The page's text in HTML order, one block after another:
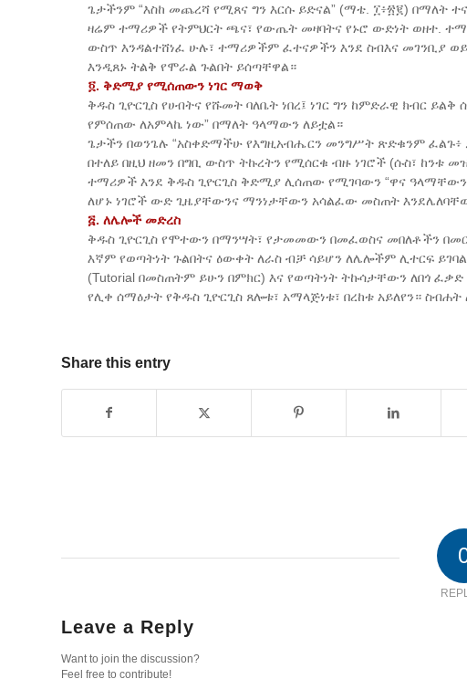
ጌታችንም “እስከ መጨረሻ የሚጸና ግን እርሱ ይድናል” (ማቴ. ፲፥፳፪) በማለት
ዛሬም ተማሪዎች የትምህርት ጫና፣ የውጤት መዛባትና የኑሮ ውድነት ወዘተ.
ውስጥ እንዳልተሸነፈ ሁሉ፣ ተማሪዎችም ፈተናዎችን እንደ ስብእና መገንቢያ
እንዲጸኑ ትልቅ የሞራል ጉልበት ይሰጣቸዋል።
፬. ቅድሚያ የሚሰጠውን ነገር ማወቅ
ቅዱስ ጊዮርጊስ የሀብትና የሹመት ባለቤት ነበረ፤ ነገር ግን ከምድራዊ ክብር
የምሰጠው ለአምላኬ ነው” በማለት ዓላማውን ለይቷል።
ጌታችን በወንጌሉ “አስቀድማችሁ የእግዚአብሔርን መንግሥት ጽድቁንም
በተለይ በዚህ ዘመን በግቢ ውስጥ ትኩረትን የሚሰርቁ ብዙ ነገሮች (ሱስ፣ ከንቱ
ተማሪዎች እንደ ቅዱስ ጊዮርጊስ ቅድሚያ ሊሰጠው የሚገባውን “ዋና
ለሆኑ ነገሮች ውድ ጊዜያቸውንና ማንነታቸውን አሳልፈው መስጠት
​፭. ለሌሎች መድረስ
ቅዱስ ጊዮርጊስ የሞተውን በማንሣት፣ የታመመውን በመፈወስና መበለቶችን
እኛም የወጣትነት ጉልበትና ዕውቀት ለራስ ብቻ ሳይሆን ለሌሎችም ሊተርፍ
(Tutorial በመስጠትም ይሁን በምክር) እና የወጣትነት ትኩሳታቸውን ለበጎ
የሊቀ ሰማዕታት የቅዱስ ጊዮርጊስ ጸሎቱ፣ አማላጅነቱ፣ በረከቱ አይለየን።
Share this entry
Leave a Reply
Want to join the discussion?
Feel free to contribute!